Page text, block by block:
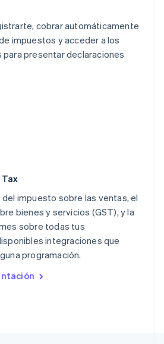
cobrar automáticamente
impuestos y acceder a los
presentar declaraciones
impuesto sobre las ventas, el
bienes y servicios (GST), y la
sobre todas tus
integraciones que
programación.
China